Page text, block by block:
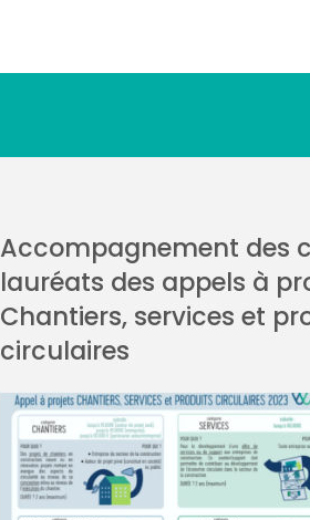
Accompagnement des
lauréats des appels à
Chantiers, services et
circulaires